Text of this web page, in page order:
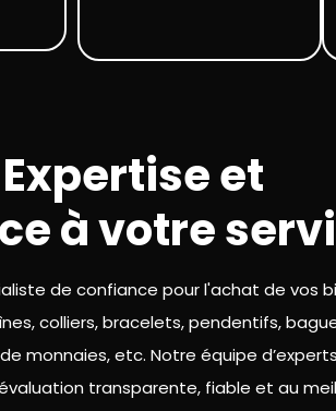
et
à votre
de confiance pour l'achat de vos
colliers, bracelets, pendentifs,
monnaies, etc. Notre équipe d’experts
transparente, fiable et au